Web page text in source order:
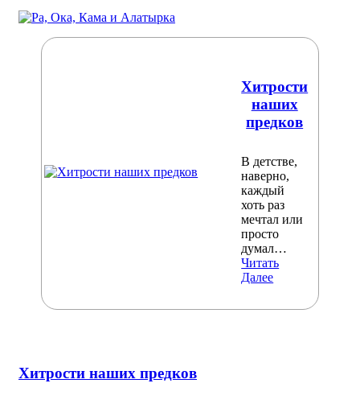
Хитрости
наших
предков
В детстве,
наверно,
каждый
хоть раз
мечтал или
просто
думал…
Читать
Далее
Хитрости наших предков